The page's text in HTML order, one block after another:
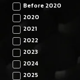
Before 2020
2020
2021
2022
2023
2024
2025